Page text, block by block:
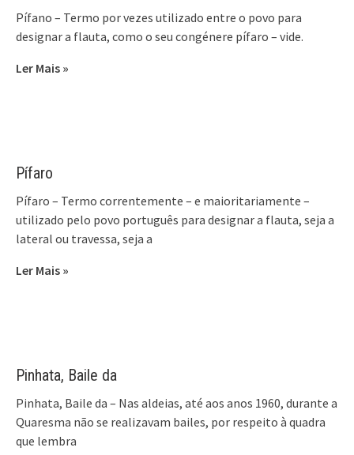
Pífano – Termo por vezes utilizado entre o povo para
designar a flauta, como o seu congénere pífaro – vide.
Ler Mais »
Pífaro
Pífaro – Termo correntemente – e maioritariamente –
utilizado pelo povo português para designar a flauta, seja a
lateral ou travessa, seja a
Ler Mais »
Pinhata, Baile da
Pinhata, Baile da – Nas aldeias, até aos anos 1960, durante a
Quaresma não se realizavam bailes, por respeito à quadra
que lembra